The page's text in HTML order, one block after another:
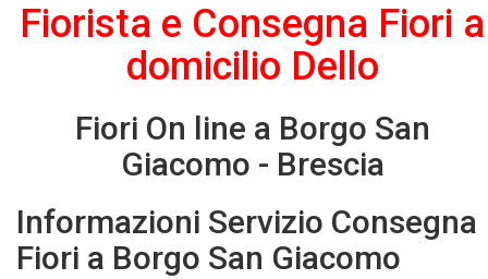
Fiorista e Consegna Fiori a
domicilio Dello
Fiori On line a Borgo San
Giacomo - Brescia
Informazioni Servizio Consegna
Fiori a Borgo San Giacomo